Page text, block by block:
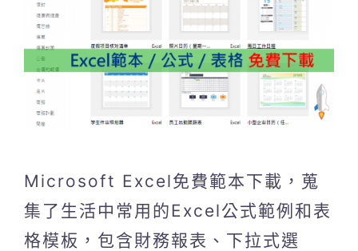
Microsoft Excel免費範本下載，蒐
集了生活中常用的Excel公式範例和表
格模板，包含財務報表、下拉式選